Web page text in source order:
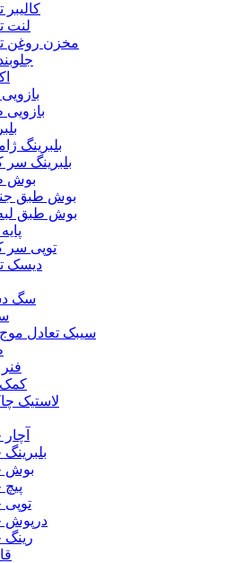
کالیبر
لنت
مخزن روغن
بازویی
بلبرینگ
بلبرینگ
بوش
بوش طبق
بوش طبق لبه
توپی سر
دیسک
سگ
سیبک تعادل موج
کمک
لاستیک
بوش
درپوش